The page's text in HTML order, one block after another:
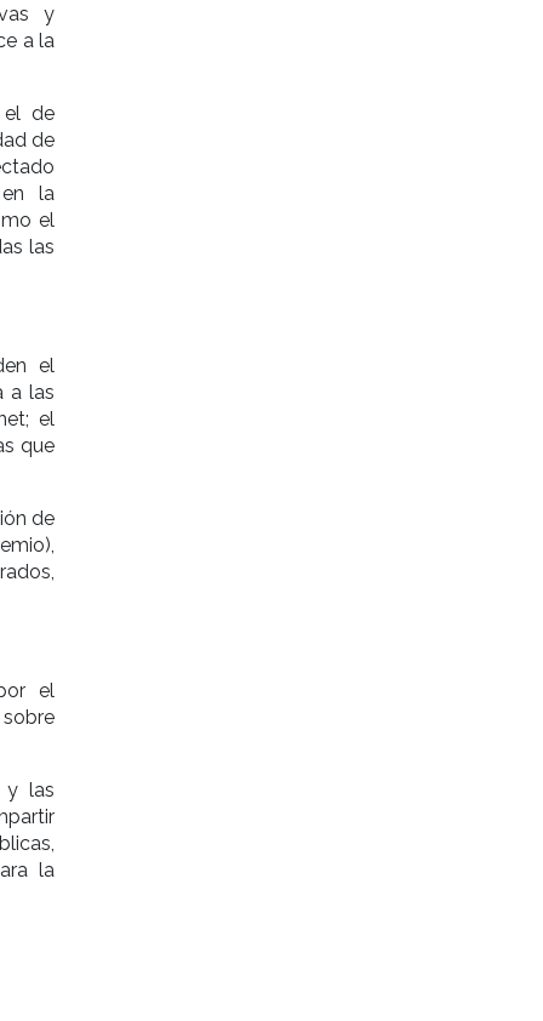
y
a la
el de
de
la
el
las
el
a las
el
que
de
el
y las
la